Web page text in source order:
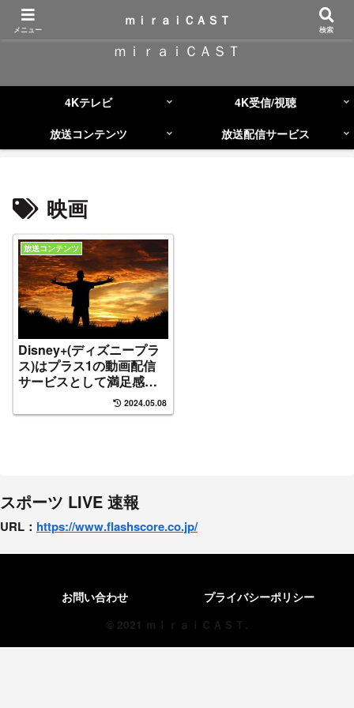
コンテンツへスキップ
ｍｉｒａｉＣＡＳＴ
4Kテレビ
4K受信/視聴
放送コンテンツ
放送配信サービス
映画
放送コンテンツ
Disney+(ディズニープラ
ス)はプラス1の動画配信
サービスとして満足感
No1だと感じる理由！2024.05.08
スポーツ LIVE 速報
URL： https://www.flashscore.co.jp/
お問い合わせ
プライバシーポリシー
© 2021 ｍｉｒａｉＣＡＳＴ.
メニュー
ｍｉｒａｉＣＡＳＴ
検索